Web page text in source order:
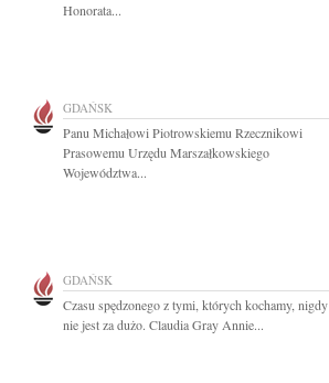
Honorata...
GDAŃSK
Panu Michałowi Piotrowskiemu Rzecznikowi
Prasowemu Urzędu Marszałkowskiego
Województwa...
GDAŃSK
Czasu spędzonego z tymi, których kochamy, nigdy
nie jest za dużo. Claudia Gray Annie...